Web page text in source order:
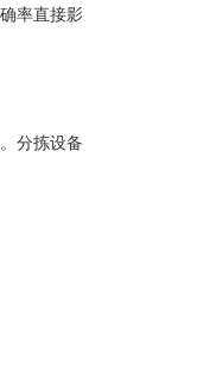
率直接影
分拣设备